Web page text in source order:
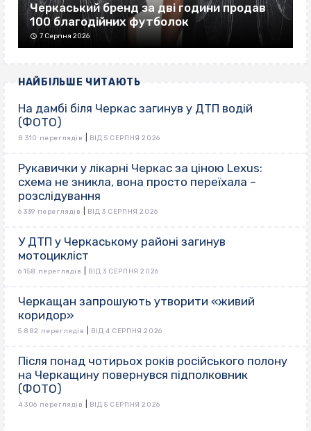
Черкаський бренд за дві години продав
100 благодійних футболок
7 Серпня 2026
НАЙБІЛЬШЕ ЧИТАЮТЬ
На дамбі біля Черкас загинув у ДТП водій
(ФОТО)
8 310 переглядів ВІД 5 СЕРПНЯ 2026
Рукавички у лікарні Черкас за ціною Lexus:
схема не зникла, вона просто переїхала –
розслідування
6 339 переглядів ВІД 3 СЕРПНЯ 2026
У ДТП у Черкаському районі загинув
мотоцикліст
6 158 переглядів ВІД 3 СЕРПНЯ 2026
Черкащан запрошують утворити «живий
коридор»
5 882 переглядів ВІД 4 СЕРПНЯ 2026
Після понад чотирьох років російського полону
на Черкащину повернувся підполковник
(ФОТО)
4 306 переглядів ВІД 5 СЕРПНЯ 2026